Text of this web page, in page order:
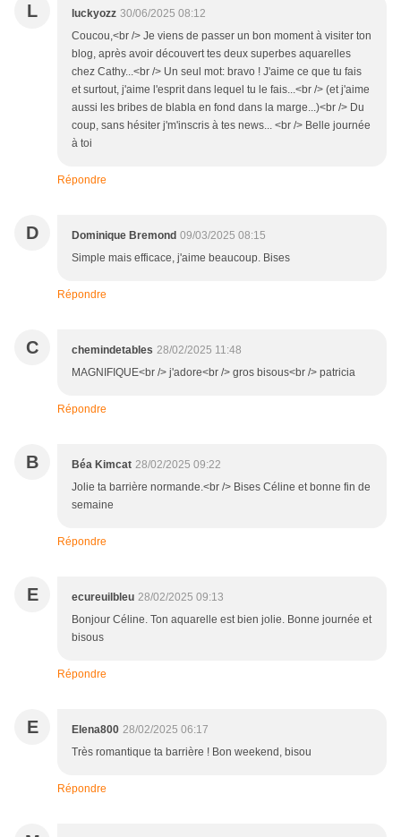
L luckyozz 30/06/2025 08:12
Coucou,<br /> Je viens de passer un bon moment à visiter ton
blog, après avoir découvert tes deux superbes aquarelles
chez Cathy...<br /> Un seul mot: bravo ! J'aime ce que tu fais
et surtout, j'aime l'esprit dans lequel tu le fais...<br /> (et j'aime
aussi les bribes de blabla en fond dans la marge...)<br /> Du
coup, sans hésiter j'm'inscris à tes news... <br /> Belle journée
à toi
Répondre
D Dominique Bremond 09/03/2025 08:15
Simple mais efficace, j'aime beaucoup. Bises
Répondre
C chemindetables 28/02/2025 11:48
MAGNIFIQUE<br /> j'adore<br /> gros bisous<br /> patricia
Répondre
B Béa Kimcat 28/02/2025 09:22
Jolie ta barrière normande.<br /> Bises Céline et bonne fin de
semaine
Répondre
E ecureuilbleu 28/02/2025 09:13
Bonjour Céline. Ton aquarelle est bien jolie. Bonne journée et
bisous
Répondre
E Elena800 28/02/2025 06:17
Très romantique ta barrière ! Bon weekend, bisou
Répondre